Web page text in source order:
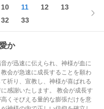
10 11 12
13
32 33
か
が迅速に伝えられ、神様が血に
会が急速に成長することを願わ
祈り、宣教し、神様が喜ばれる
感謝いたします。 教会が成長す
くそびえる量的な膨張だけを意